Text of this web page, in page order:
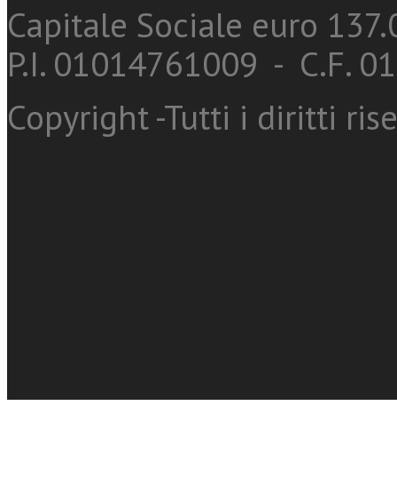
Capitale Sociale euro
P.I. 01014761009 - C.F.
Copyright -Tutti i diritti